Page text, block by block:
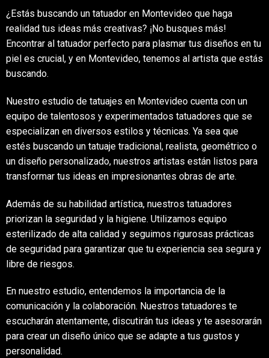
¿Estás buscando un tatuador en Montevideo que haga
realidad tus ideas más creativas? ¡No busques más!
Encontrar al tatuador perfecto para plasmar tus diseños en tu
piel es crucial, y en Montevideo, tenemos al artista que estás
buscando.
Nuestro estudio de tatuajes en Montevideo cuenta con un
equipo de talentosos y experimentados tatuadores que se
especializan en diversos estilos y técnicas. Ya sea que
estés buscando un tatuaje tradicional, realista, geométrico o
un diseño personalizado, nuestros artistas están listos para
transformar tus ideas en impresionantes obras de arte.
Además de su habilidad artística, nuestros tatuadores
priorizan la seguridad y la higiene. Utilizamos equipo
esterilizado de alta calidad y seguimos rigurosas prácticas
de seguridad para garantizar que tu experiencia sea segura y
libre de riesgos.
En nuestro estudio, entendemos la importancia de la
comunicación y la colaboración. Nuestros tatuadores te
escucharán atentamente, discutirán tus ideas y te asesorarán
para crear un diseño único que se adapte a tus gustos y
personalidad.